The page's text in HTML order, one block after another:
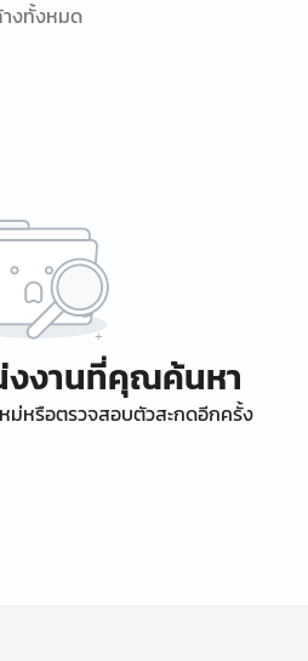
งทั้งหมด
งงานที่คุณค้นหา
ม่หรือตรวจสอบตัวสะกดอีกครั้ง